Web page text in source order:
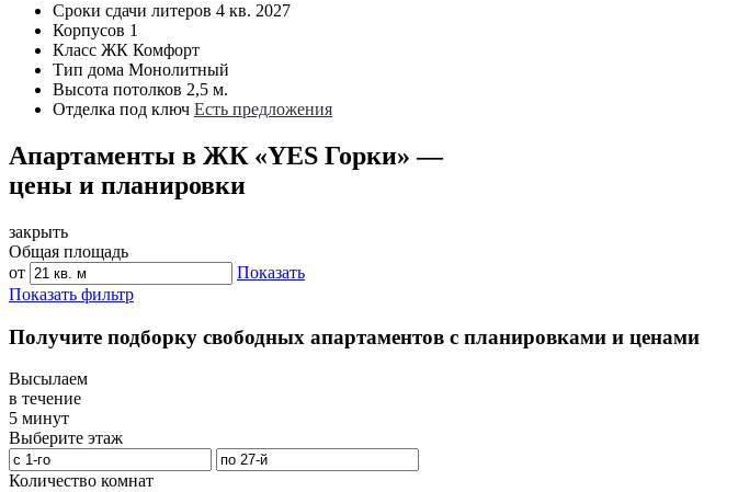
Сроки сдачи литеров 4 кв. 2027
Корпусов 1
Класс ЖК Комфорт
Тип дома Монолитный
Высота потолков 2,5 м.
Отделка под ключ Есть предложения
Апартаменты в ЖК «YES Горки» —
цены и планировки
закрыть
Общая площадь
от
Показать
Показать фильтр
Получите подборку свободных апартаментов с планировками и ценами
Высылаем
в течение
5 минут
Выберите этаж
Количество комнат